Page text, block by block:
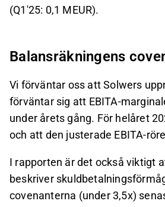
(Q1'25: 0,1 MEUR).
Balansräkningens
Vi förväntar oss att Solwers
förväntar sig att EBITA-
under årets gång. För helåret
och att den justerade EBITA-
I rapporten är det också viktigt
beskriver
covenanterna (under 3,5x)